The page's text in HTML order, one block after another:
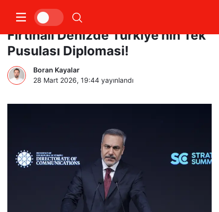
Fidan’dan Stratejik Vurgu:
Fırtınalı Denizde Türkiye’nin Tek
Pusulası Diplomasi!
Boran Kayalar
28 Mart 2026, 19:44 yayınlandı